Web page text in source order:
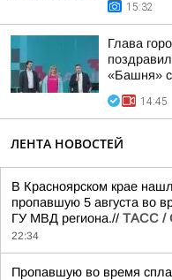
15:32
Глава
«Башня»
14:45
ЛЕНТА НОВОСТЕЙ
В Красноярском крае
пропавшую 5 августа во
ГУ МВД региона.// ТАСС /
22:34
Пропавшую во время